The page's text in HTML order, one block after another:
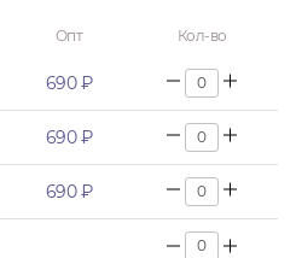
Опт Кол-во
690 ₽
690 ₽
690 ₽